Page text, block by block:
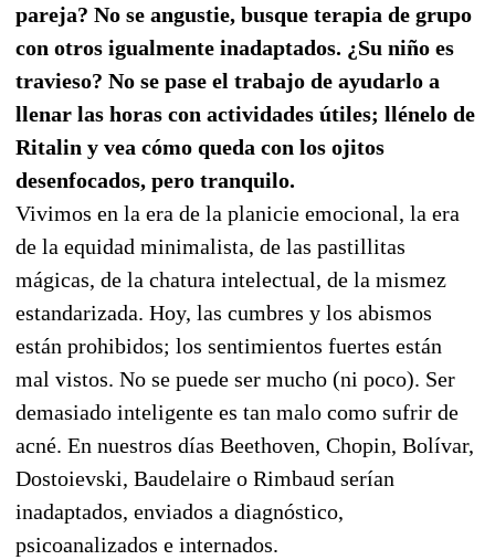
pareja? No se angustie, busque terapia de grupo
con otros igualmente inadaptados. ¿Su niño es
travieso? No se pase el trabajo de ayudarlo a
llenar las horas con actividades útiles; llénelo de
Ritalin y vea cómo queda con los ojitos
desenfocados, pero tranquilo.
Vivimos en la era de la planicie emocional, la era
de la equidad minimalista, de las pastillitas
mágicas, de la chatura intelectual, de la mismez
estandarizada. Hoy, las cumbres y los abismos
están prohibidos; los sentimientos fuertes están
mal vistos. No se puede ser mucho (ni poco). Ser
demasiado inteligente es tan malo como sufrir de
acné. En nuestros días Beethoven, Chopin, Bolívar,
Dostoievski, Baudelaire o Rimbaud serían
inadaptados, enviados a diagnóstico,
psicoanalizados e internados.